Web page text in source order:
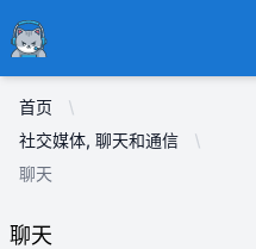
Ducafecat
首页
社交媒体, 聊天和通信
聊天
聊天